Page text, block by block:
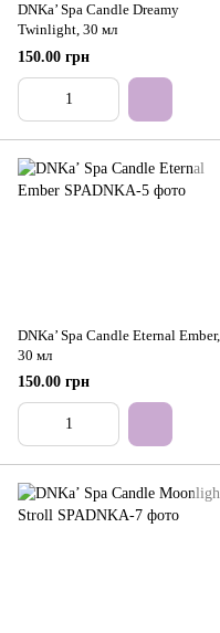
DNKa’ Spa Candle Dreamy
Twinlight, 30 мл
150.00 грн
DNKa’ Spa Candle Eternal Ember,
30 мл
150.00 грн